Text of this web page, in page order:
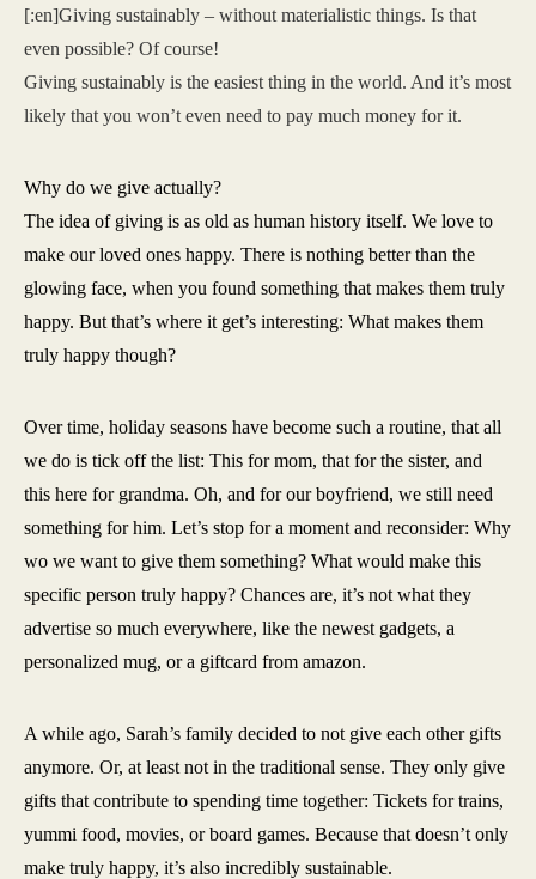
[:en]Giving sustainably – without materialistic things. Is that
even possible? Of course!
Giving sustainably is the easiest thing in the world. And it’s most
likely that you won’t even need to pay much money for it.
Why do we give actually?
The idea of giving is as old as human history itself. We love to
make our loved ones happy. There is nothing better than the
glowing face, when you found something that makes them truly
happy. But that’s where it get’s interesting: What makes them
truly happy though?
Over time, holiday seasons have become such a routine, that all
we do is tick off the list: This for mom, that for the sister, and
this here for grandma. Oh, and for our boyfriend, we still need
something for him. Let’s stop for a moment and reconsider: Why
wo we want to give them something? What would make this
specific person truly happy? Chances are, it’s not what they
advertise so much everywhere, like the newest gadgets, a
personalized mug, or a giftcard from amazon.
A while ago, Sarah’s family decided to not give each other gifts
anymore. Or, at least not in the traditional sense. They only give
gifts that contribute to spending time together: Tickets for trains,
yummi food, movies, or board games. Because that doesn’t only
make truly happy, it’s also incredibly sustainable.